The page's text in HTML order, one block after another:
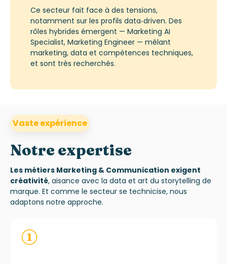
Ce secteur fait face à des tensions,
notamment sur les profils data‑driven. Des
rôles hybrides émergent — Marketing AI
Specialist, Marketing Engineer — mêlant
marketing, data et compétences techniques,
et sont très recherchés.
Vaste expérience
Notre expertise
Les métiers Marketing & Communication exigent
créativité, aisance avec la data et art du storytelling de
marque. Et comme le secteur se technicise, nous
adaptons notre approche.